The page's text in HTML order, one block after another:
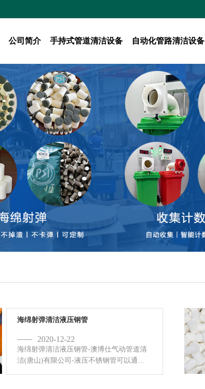
公司简介 手持式管道清洁设备 自动化管路清洁设备
海绵射弹清洁液压钢管
2020-12-22
海绵射弹清洁液压钢管-澳博仕气动管道清
洁(唐山)有限公司-液压不锈钢管可以通过